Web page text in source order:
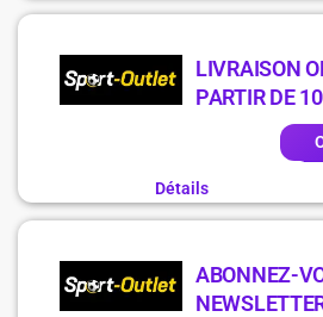
LIVRAISON
PARTIR DE
Détails
ABONNEZ-